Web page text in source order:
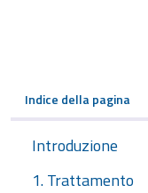
Indice della pagina
Introduzione
1. Trattamento